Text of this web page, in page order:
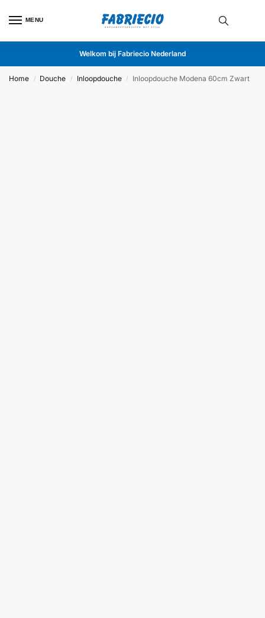
MENU
Welkom bij Fabriecio Nederland
Home / Douche / Inloopdouche / Inloopdouche Modena 60cm Zwart